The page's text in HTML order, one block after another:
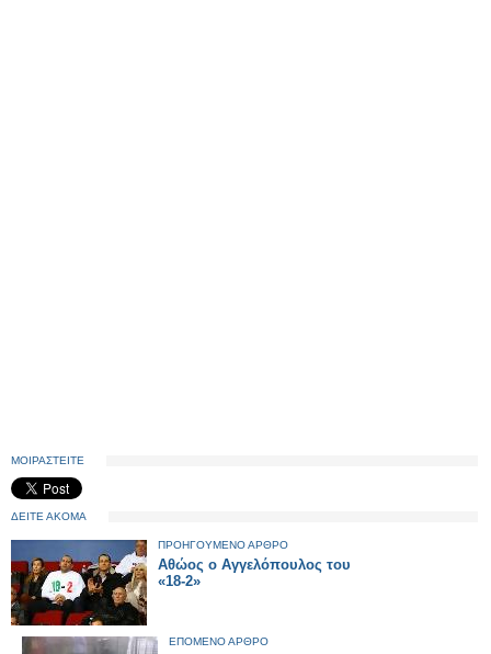
ΜΟΙΡΑΣΤΕΙΤΕ
ΔΕΙΤΕ ΑΚΟΜΑ
ΠΡΟΗΓΟΥΜΕΝΟ ΑΡΘΡΟ
Αθώος ο Αγγελόπουλος του
«18-2»
ΕΠΟΜΕΝΟ ΑΡΘΡΟ